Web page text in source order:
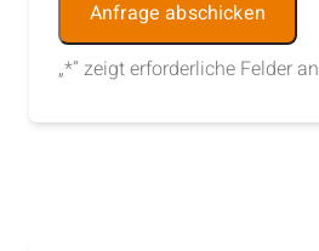
„*“ zeigt erforderliche Felder an